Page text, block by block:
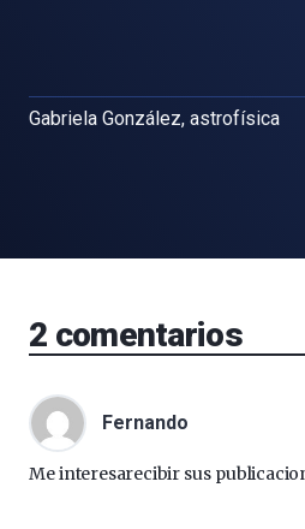
Gabriela González, astrofísica
2 comentarios
Fernando
Me interesarecibir sus